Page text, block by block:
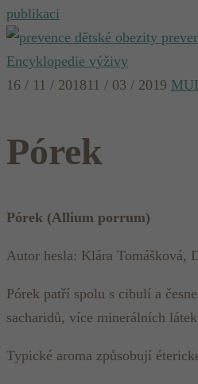
publikaci
Encyklopedie výživy
16 / 11 / 201811 / 03 / 2019
Pórek
Pórek (Allium porrum)
Autor hesla: Klára Tomášková,
Pórek patří spolu s cibulí a
sacharidů, více minerálních
Typické aroma způsobují